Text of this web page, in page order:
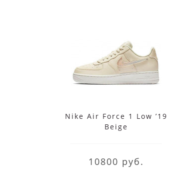
Nike Air Force 1 Low ’19
Beige
10800 руб.